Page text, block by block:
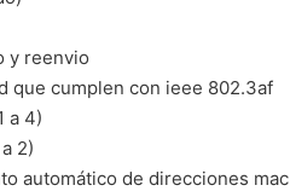
y reenvio
que cumplen con ieee 802.3af
a 4)
2)
automático de direcciones mac